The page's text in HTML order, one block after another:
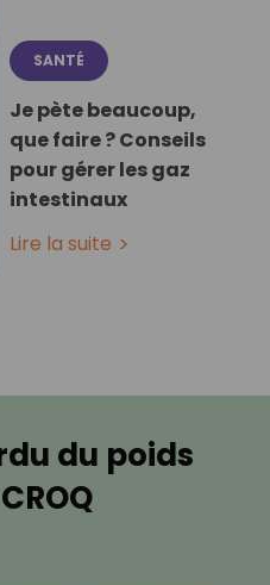
SANTÉ
Je pète beaucoup,
que faire ? Conseils
pour gérer les gaz
intestinaux
Lire la suite
du poids